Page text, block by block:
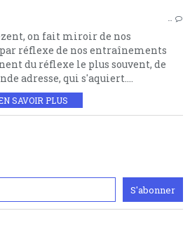
…
on fait miroir de nos
réflexe de nos entraînements
du réflexe le plus souvent, de
adresse, qui s'aquiert....
SAVOIR PLUS